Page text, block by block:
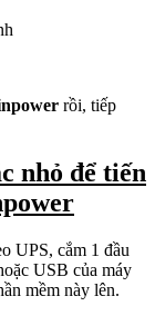
rồi, tiếp
nhỏ để tiến
UPS, cắm 1 đầu
USB của máy
mềm này lên.